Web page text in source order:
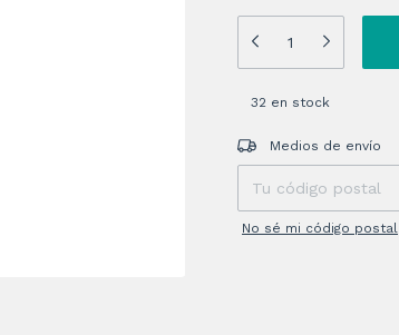
32 en stock
Entregas para el CP:
Medios de envío
No sé mi código postal